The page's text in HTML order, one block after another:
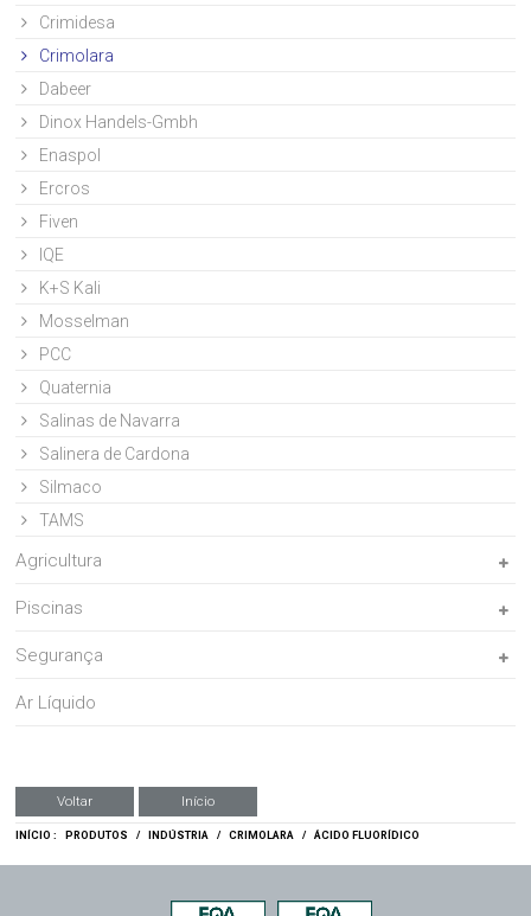
Crimidesa
Crimolara
Dabeer
Dinox Handels-Gmbh
Enaspol
Ercros
Fiven
IQE
K+S Kali
Mosselman
PCC
Quaternia
Salinas de Navarra
Salinera de Cardona
Silmaco
TAMS
Agricultura
Piscinas
Segurança
Ar Líquido
Voltar Início
INÍCIO : PRODUTOS / INDÚSTRIA / CRIMOLARA / ÁCIDO FLUORÍDICO